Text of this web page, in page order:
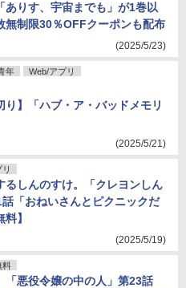
ありす、宇宙までも」が1巻以
無制限30％OFFクーポンも配布
(2025/5/23)
年
Web/アプリ
り】「ハブ・ア・バッドメモリ
(2025/5/21)
るしんのすけ。「クレヨンしん
「おねいさんとピクニックだ
】
(2025/5/19)
料
「悪役令嬢の中の人」第23話